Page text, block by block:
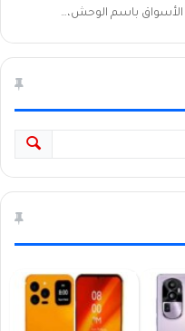
باسم الوحش،…